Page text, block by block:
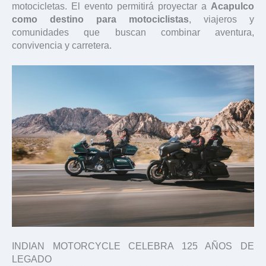
motocicletas. El evento permitirá proyectar a Acapulco
como destino para motociclistas, viajeros y
comunidades que buscan combinar aventura,
convivencia y carretera.
INDIAN MOTORCYCLE CELEBRA 125 AÑOS DE
LEGADO